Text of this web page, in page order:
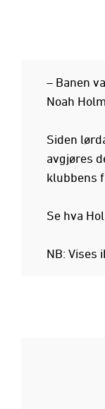
– Banen
Noah
Siden
avgjøres
klubbens
Se hva
NB: Vises